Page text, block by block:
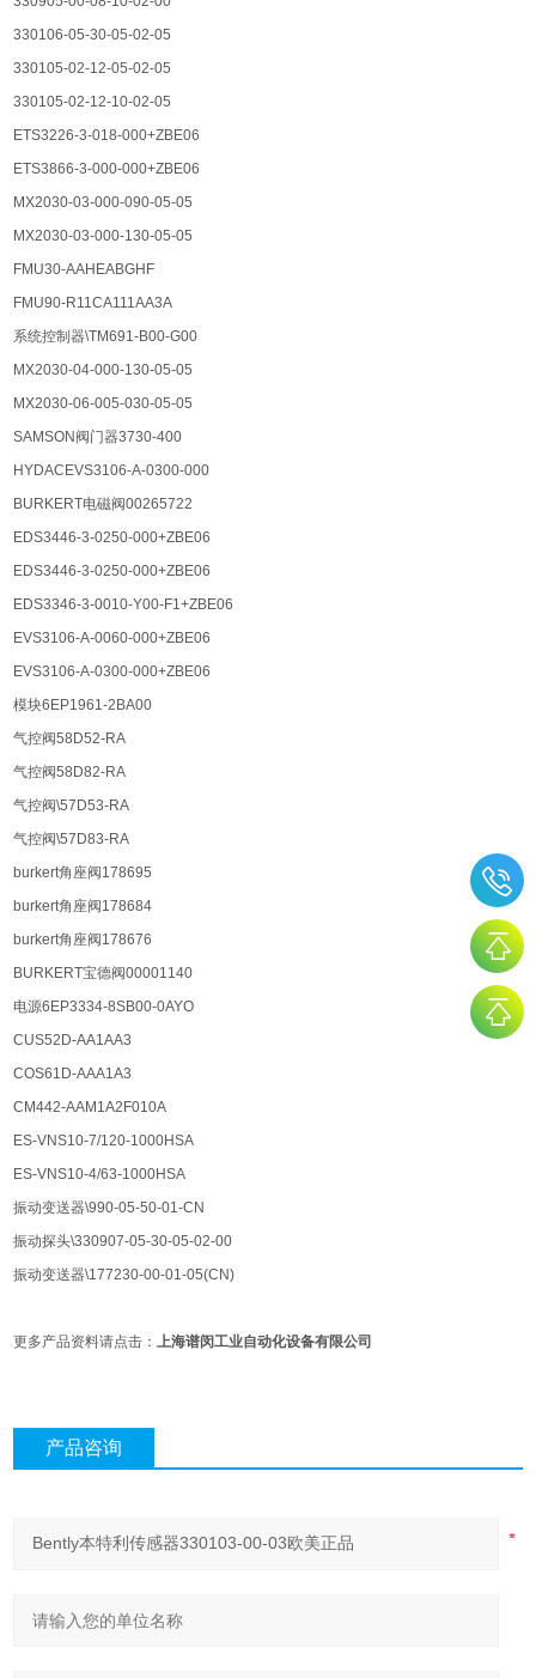
330106-05-30-05-02-05
330105-02-12-05-02-05
330105-02-12-10-02-05
ETS3226-3-018-000+ZBE06
ETS3866-3-000-000+ZBE06
MX2030-03-000-090-05-05
MX2030-03-000-130-05-05
FMU30-AAHEABGHF
FMU90-R11CA111AA3A
系统控制器\TM691-B00-G00
MX2030-04-000-130-05-05
MX2030-06-005-030-05-05
SAMSON阀门器3730-400
HYDACEVS3106-A-0300-000
BURKERT电磁阀00265722
EDS3446-3-0250-000+ZBE06
EDS3446-3-0250-000+ZBE06
EDS3346-3-0010-Y00-F1+ZBE06
EVS3106-A-0060-000+ZBE06
EVS3106-A-0300-000+ZBE06
模块6EP1961-2BA00
气控阀58D52-RA
气控阀58D82-RA
气控阀\57D53-RA
气控阀\57D83-RA
burkert角座阀178695
burkert角座阀178684
burkert角座阀178676
BURKERT宝德阀00001140
电源6EP3334-8SB00-0AYO
CUS52D-AA1AA3
COS61D-AAA1A3
CM442-AAM1A2F010A
ES-VNS10-7/120-1000HSA
ES-VNS10-4/63-1000HSA
振动变送器\990-05-50-01-CN
振动探头\330907-05-30-05-02-00
振动变送器\177230-00-01-05(CN)
更多产品资料请点击：上海谱闵工业自动化设备有限公司
产品咨询